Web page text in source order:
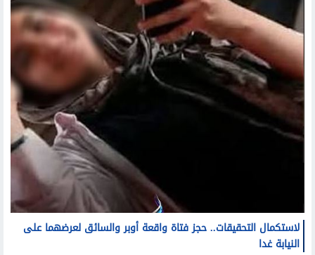
لاستكمال التحقيقات.. حجز فتاة واقعة أوبر والسائق لعرضهما على
النيابة غدا